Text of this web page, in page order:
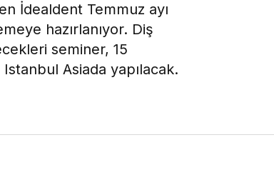
İdealdent Temmuz ayı
hazırlanıyor. Diş
seminer, 15
Asiada yapılacak.